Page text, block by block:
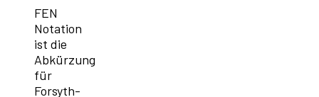
FEN
Notation
ist die
Abkürzung
für
Forsyth-